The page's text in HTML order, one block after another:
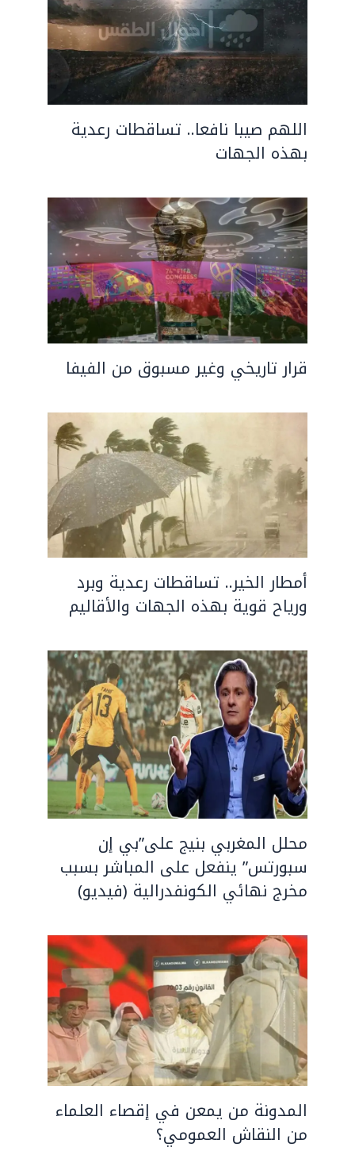
اللهم صيبا نافعا.. تساقطات رعدية
بهذه الجهات
قرار تاريخي وغير مسبوق من الفيفا
أمطار الخير.. تساقطات رعدية وبرد
ورياح قوية بهذه الجهات والأقاليم
محلل المغربي بنيج على”بي إن
سبورتس” ينفعل على المباشر بسبب
مخرج نهائي الكونفدرالية (فيديو)
المدونة من يمعن في إقصاء العلماء
من النقاش العمومي؟